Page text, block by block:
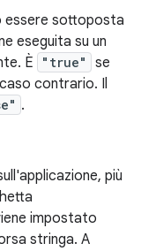
essere sottoposta
eseguita su un
È
"true"
se
contrario. Il
.
più
impostato
stringa. A